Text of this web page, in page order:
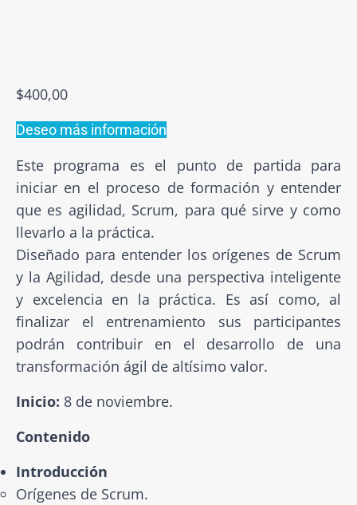
$400,00
Deseo más información
Este programa es el punto de partida para
iniciar en el proceso de formación y entender
que es agilidad, Scrum, para qué sirve y como
llevarlo a la práctica.
Diseñado para entender los orígenes de Scrum
y la Agilidad, desde una perspectiva inteligente
y excelencia en la práctica. Es así como, al
finalizar el entrenamiento sus participantes
podrán contribuir en el desarrollo de una
transformación ágil de altísimo valor.
Inicio: 8 de noviembre.
Contenido
Introducción
Orígenes de Scrum.